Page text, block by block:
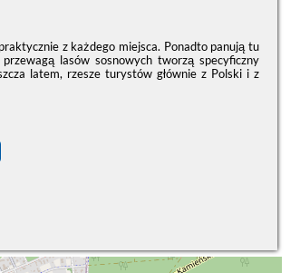
z każdego miejsca. Ponadto panują tu
lasów sosnowych tworzą specyficzny
latem, rzesze turystów głównie z Polski i z